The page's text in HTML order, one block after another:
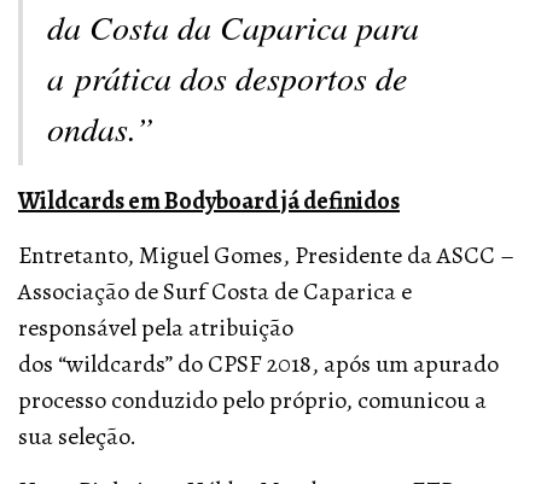
da Costa da Caparica para
a prática dos desportos de
ondas.”
Wildcards em Bodyboard já definidos
Entretanto, Miguel Gomes, Presidente da ASCC –
Associação de Surf Costa de Caparica e
responsável pela atribuição
dos “wildcards” do CPSF 2018, após um apurado
processo conduzido pelo próprio, comunicou a
sua seleção.